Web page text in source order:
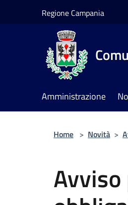
Regione Campania
Amministrazione
Home > Novità >